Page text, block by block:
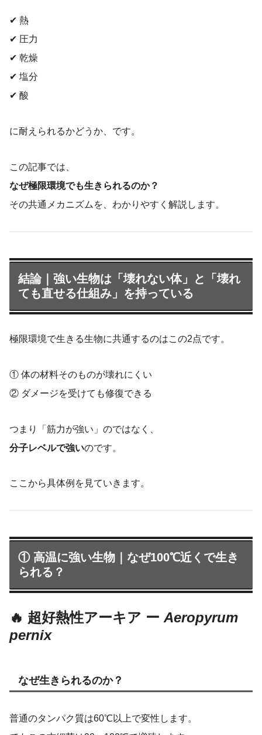
✔ 熱
✔ 圧力
✔ 乾燥
✔ 塩分
✔ 酸
に耐えられるかどうか、です。
この記事では、
なぜ極限環境でも生きられるのか？
その共通メカニズムを、わかりやすく解説します。
結論｜強い生物は「壊れない体」と「壊れ
ても直せる仕組み」を持っている
極限環境で生きる生物に共通するのはこの2点です。
① 体の材料そのものが壊れにくい
② ダメージを受けても修復できる
つまり「筋力が強い」のではなく、
分子レベルで強いのです。
ここから具体例を見ていきます。
① 高温に強い生物｜なぜ100℃近くで生き
られる？
🔥 超好熱性アーキア ー Aeropyrum
pernix
なぜ生きられるのか？
普通のタンパク質は60℃以上で変性します。